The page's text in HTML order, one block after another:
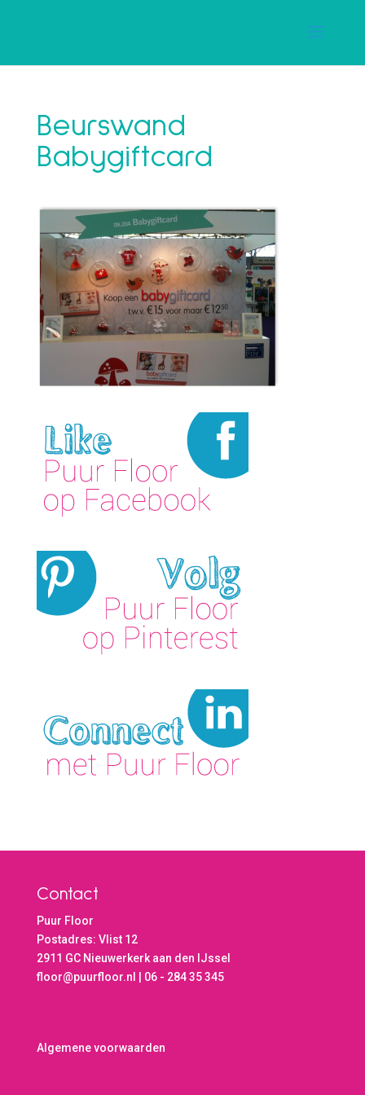
Beurswand
Babygiftcard
Contact
Puur Floor
Postadres: Vlist 12
2911 GC Nieuwerkerk aan den IJssel
floor@puurfloor.nl | 06 - 284 35 345
Algemene voorwaarden